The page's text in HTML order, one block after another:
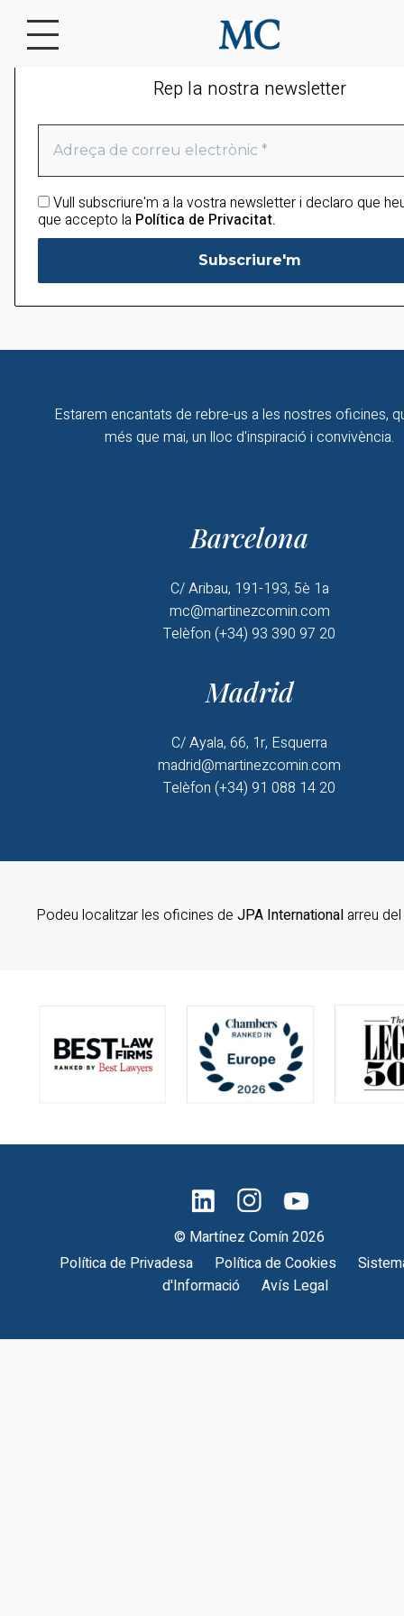
Rep la nostra newsletter
Vull subscriure'm a la vostra newsletter i declaro que
que accepto la Política de Privacitat.
Estarem encantats de rebre-us a les nostres oficines,
més que mai, un lloc d'inspiració i convivència.
Barcelona
C/ Aribau, 191-193, 5è 1a
mc@martinezcomin.com
Telèfon (+34) 93 390 97 20
Madrid
C/ Ayala, 66, 1r, Esquerra
madrid@martinezcomin.com
Telèfon (+34) 91 088 14 20
Podeu localitzar les oficines de JPA Internationalarreu
© Martínez Comín 2026
Política de Privadesa
Política de Cookies
d'Informació
Avís Legal